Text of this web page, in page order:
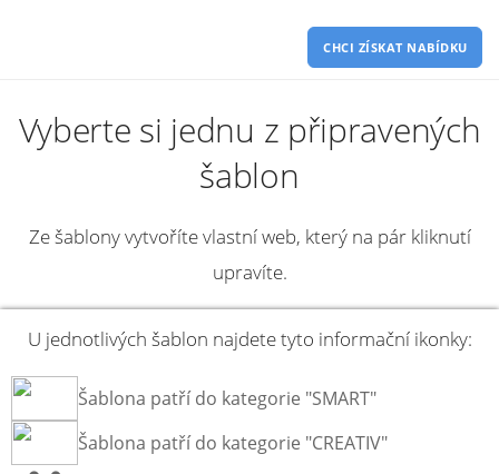
CHCI ZÍSKAT NABÍDKU
Vyberte si jednu z připravených
šablon
Ze šablony vytvoříte vlastní web, který na pár kliknutí
upravíte.
U jednotlivých šablon najdete tyto informační ikonky:
Šablona patří do kategorie "SMART"
Šablona patří do kategorie "CREATIV"